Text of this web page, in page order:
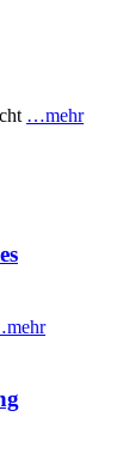
…mehr